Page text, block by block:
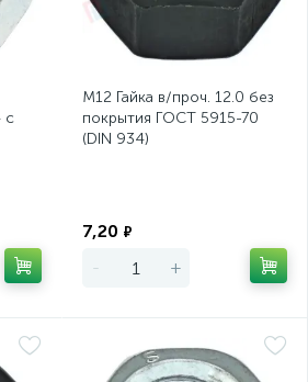
с
М12 Гайка в/проч. 12.0 без
покрытия ГОСТ 5915-70
(DIN 934)
7,20 ₽
- +